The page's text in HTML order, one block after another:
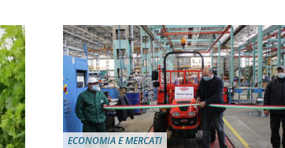
ECONOMIA E MERCATI